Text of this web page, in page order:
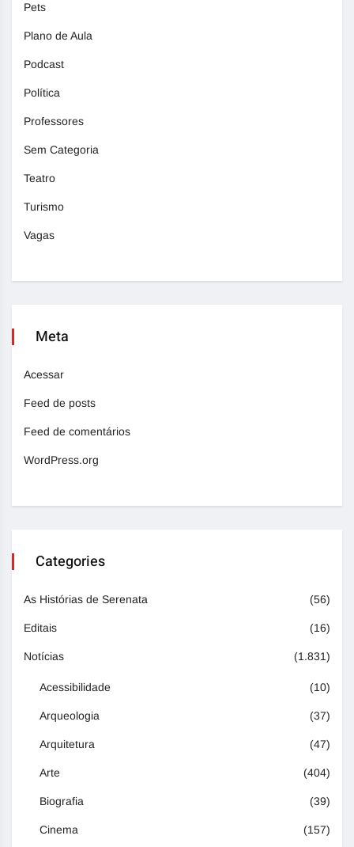
Pets
Plano de Aula
Podcast
Política
Professores
Sem Categoria
Teatro
Turismo
Vagas
Meta
Acessar
Feed de posts
Feed de comentários
WordPress.org
Categories
As Histórias de Serenata (56)
Editais (16)
Notícias (1.831)
Acessibilidade (10)
Arqueologia (37)
Arquitetura (47)
Arte (404)
Biografia (39)
Cinema (157)